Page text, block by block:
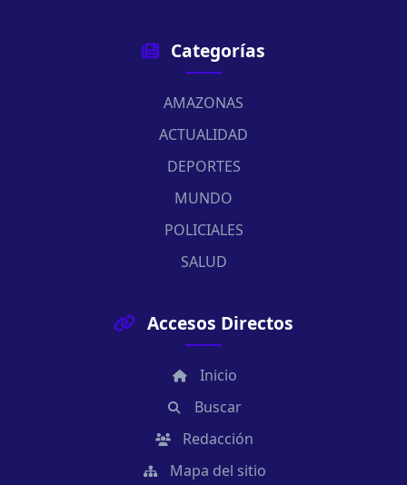
Categorías
AMAZONAS
ACTUALIDAD
DEPORTES
MUNDO
POLICIALES
SALUD
Accesos Directos
Inicio
Buscar
Redacción
Mapa del sitio